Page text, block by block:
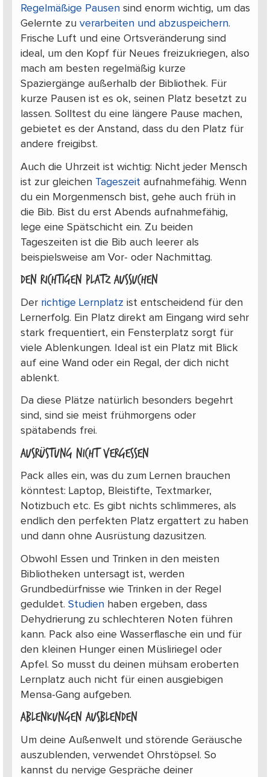
Regelmäßige Pausensind enorm wichtig, um das
Gelernte zu verarbeiten und abzuspeichern.
Frische Luft und eine Ortsveränderung sind
ideal, um den Kopf für Neues freizukriegen, also
mach am besten regelmäßig kurze
Spaziergänge außerhalb der Bibliothek. Für
kurze Pausen ist es ok, seinen Platz besetzt zu
lassen. Solltest du eine längere Pause machen,
gebietet es der Anstand, dass du den Platz für
andere freigibst.
Auch die Uhrzeit ist wichtig: Nicht jeder Mensch
ist zur gleichen Tageszeitaufnahmefähig. Wenn
du ein Morgenmensch bist, gehe auch früh in
die Bib. Bist du erst Abends aufnahmefähig,
lege eine Spätschicht ein. Zu beiden
Tageszeiten ist die Bib auch leerer als
beispielsweise am Vor- oder Nachmittag.
Den richtigen Platz aussuchen
Der richtige Lernplatz ist entscheidend für den
Lernerfolg. Ein Platz direkt am Eingang wird sehr
stark frequentiert, ein Fensterplatz sorgt für
viele Ablenkungen. Ideal ist ein Platz mit Blick
auf eine Wand oder ein Regal, der dich nicht
ablenkt.
Da diese Plätze natürlich besonders begehrt
sind, sind sie meist frühmorgens oder
spätabends frei.
Ausrüstung nicht vergessen
Pack alles ein, was du zum Lernen brauchen
könntest: Laptop, Bleistifte, Textmarker,
Notizbuch etc. Es gibt nichts schlimmeres, als
endlich den perfekten Platz ergattert zu haben
und dann ohne Ausrüstung dazusitzen.
Obwohl Essen und Trinken in den meisten
Bibliotheken untersagt ist, werden
Grundbedürfnisse wie Trinken in der Regel
geduldet. Studienhaben ergeben, dass
Dehydrierung zu schlechteren Noten führen
kann. Pack also eine Wasserflasche ein und für
den kleinen Hunger einen Müsliriegel oder
Apfel. So musst du deinen mühsam eroberten
Lernplatz auch nicht für einen ausgiebigen
Mensa-Gang aufgeben.
Ablenkungen ausblenden
Um deine Außenwelt und störende Geräusche
auszublenden, verwendet Ohrstöpsel. So
kannst du nervige Gespräche deiner